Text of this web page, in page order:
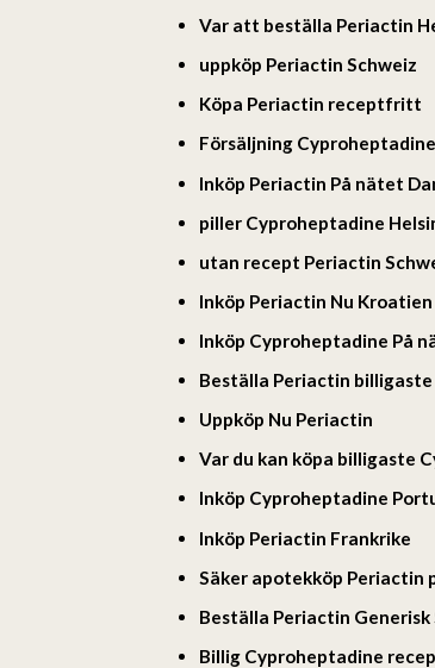
Var att beställa Periactin
uppköp Periactin Schweiz
Köpa Periactin receptfritt
Försäljning Cyproheptadine
Inköp Periactin På nätet
piller Cyproheptadine
utan recept Periactin
Inköp Periactin Nu Kroatien
Inköp Cyproheptadine På
Beställa Periactin billigaste
Uppköp Nu Periactin
Var du kan köpa billigaste
Inköp Cyproheptadine
Inköp Periactin Frankrike
Säker apotekköp Periactin
Beställa Periactin Generisk
Billig Cyproheptadine